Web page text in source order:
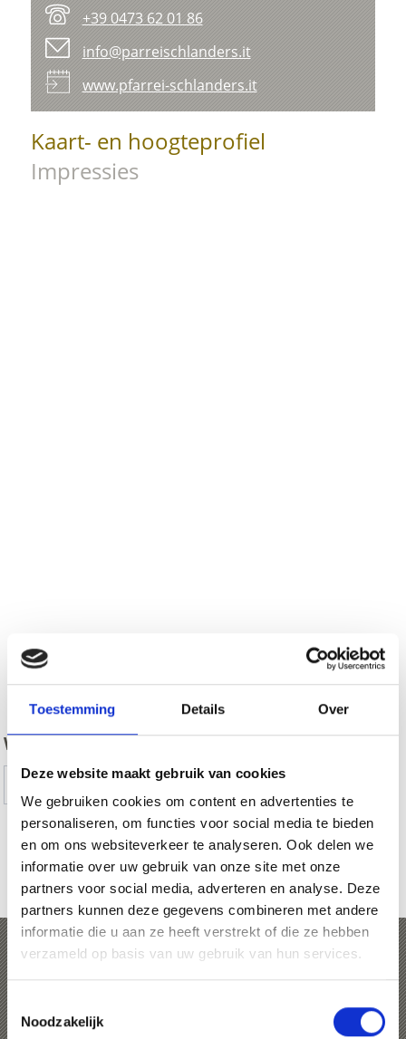
Toestemming Details Over
Deze website maakt gebruik van cookies
We gebruiken cookies om content en advertenties te
personaliseren, om functies voor social media te bieden
en om ons websiteverkeer te analyseren. Ook delen we
informatie over uw gebruik van onze site met onze
partners voor social media, adverteren en analyse. Deze
partners kunnen deze gegevens combineren met andere
informatie die u aan ze heeft verstrekt of die ze hebben
verzameld op basis van uw gebruik van hun services.
Toestemmingsselectie
Noodzakelijk
+39 0473 62 01 86
info@parreischlanders.it
www.pfarrei-schlanders.it
Kaart- en hoogteprofiel
Impressies
zurück
WAS DE INHOUD NUTTIG VOOR U?
Ja
No
MEER KERKEN & KLOOSTERS IN VINSCHGAU
TONEN OP KAART (DUITS)
Processies, kerkelijke
feesten en kermissen